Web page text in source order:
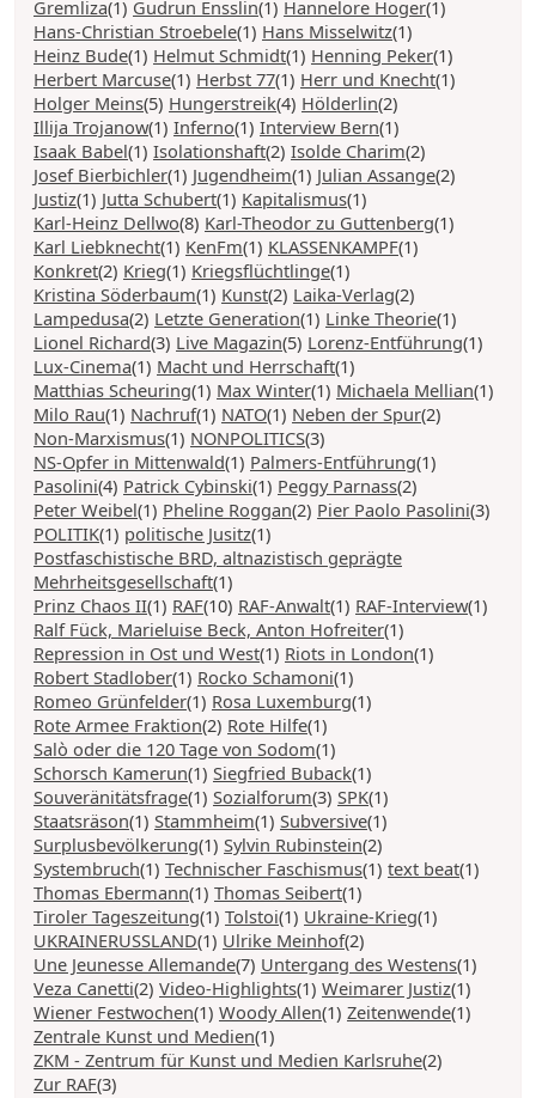
Gremliza(1) Gudrun Ensslin(1) Hannelore Hoger(1)
Hans-Christian Stroebele(1) Hans Misselwitz(1)
Heinz Bude(1) Helmut Schmidt(1) Henning Peker(1)
Herbert Marcuse(1) Herbst 77(1) Herr und Knecht(1)
Holger Meins(5) Hungerstreik(4) Hölderlin(2)
Illija Trojanow(1) Inferno(1) Interview Bern(1)
Isaak Babel(1) Isolationshaft(2) Isolde Charim(2)
Josef Bierbichler(1) Jugendheim(1) Julian Assange(2)
Justiz(1) Jutta Schubert(1) Kapitalismus(1)
Karl-Heinz Dellwo(8) Karl-Theodor zu Guttenberg(1)
Karl Liebknecht(1) KenFm(1) KLASSENKAMPF(1)
Konkret(2) Krieg(1) Kriegsflüchtlinge(1)
Kristina Söderbaum(1) Kunst(2) Laika-Verlag(2)
Lampedusa(2) Letzte Generation(1) Linke Theorie(1)
Lionel Richard(3) Live Magazin(5) Lorenz-Entführung(1)
Lux-Cinema(1) Macht und Herrschaft(1)
Matthias Scheuring(1) Max Winter(1) Michaela Mellian(1)
Milo Rau(1) Nachruf(1) NATO(1) Neben der Spur(2)
Non-Marxismus(1) NONPOLITICS(3)
NS-Opfer in Mittenwald(1) Palmers-Entführung(1)
Pasolini(4) Patrick Cybinski(1) Peggy Parnass(2)
Peter Weibel(1) Pheline Roggan(2) Pier Paolo Pasolini(3)
POLITIK(1) politische Jusitz(1)
Postfaschistische BRD, altnazistisch geprägte
Mehrheitsgesellschaft(1)
Prinz Chaos II(1) RAF(10) RAF-Anwalt(1) RAF-Interview(1)
Ralf Fück, Marieluise Beck, Anton Hofreiter(1)
Repression in Ost und West(1) Riots in London(1)
Robert Stadlober(1) Rocko Schamoni(1)
Romeo Grünfelder(1) Rosa Luxemburg(1)
Rote Armee Fraktion(2) Rote Hilfe(1)
Salò oder die 120 Tage von Sodom(1)
Schorsch Kamerun(1) Siegfried Buback(1)
Souveränitätsfrage(1) Sozialforum(3) SPK(1)
Staatsräson(1) Stammheim(1) Subversive(1)
Surplusbevölkerung(1) Sylvin Rubinstein(2)
Systembruch(1) Technischer Faschismus(1) text beat(1)
Thomas Ebermann(1) Thomas Seibert(1)
Tiroler Tageszeitung(1) Tolstoi(1) Ukraine-Krieg(1)
UKRAINERUSSLAND(1) Ulrike Meinhof(2)
Une Jeunesse Allemande(7) Untergang des Westens(1)
Veza Canetti(2) Video-Highlights(1) Weimarer Justiz(1)
Wiener Festwochen(1) Woody Allen(1) Zeitenwende(1)
Zentrale Kunst und Medien(1)
ZKM - Zentrum für Kunst und Medien Karlsruhe(2)
Zur RAF(3)